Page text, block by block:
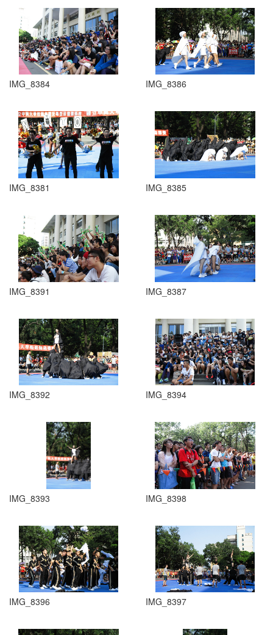
IMG_8384 IMG_8386
IMG_8381 IMG_8385
IMG_8391 IMG_8387
IMG_8392 IMG_8394
IMG_8393 IMG_8398
IMG_8396 IMG_8397